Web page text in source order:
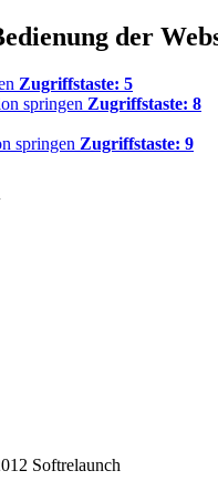
der
Zugriffstaste: 5
springen Zugriffstaste: 8
springen Zugriffstaste: 9
Softrelaunch